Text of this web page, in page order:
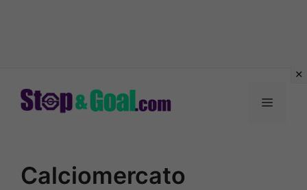
Menu
Calciomercato